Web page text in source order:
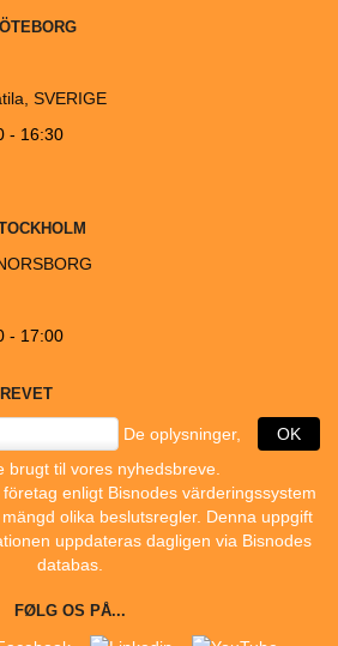
SVERIGE
- 16:30
- 17:00
OK
De oplysninger,
brugt til vores nyhedsbreve.
FØLG OS PÅ...